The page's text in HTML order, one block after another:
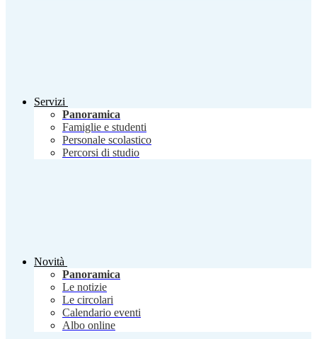
Servizi
Panoramica
Famiglie e studenti
Personale scolastico
Percorsi di studio
Novità
Panoramica
Le notizie
Le circolari
Calendario eventi
Albo online